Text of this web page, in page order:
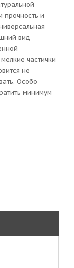
прочность и
вид
частички
не
Особо
минимум